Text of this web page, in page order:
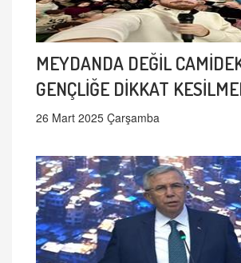
MEYDANDA DEĞİL
GENÇLİĞE DİKKAT
26 Mart 2025 Çarşamba